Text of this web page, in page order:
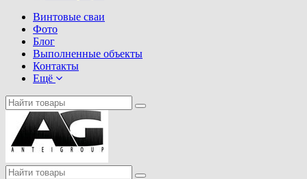
Винтовые сваи
Фото
Блог
Выполненные объекты
Контакты
Ещё